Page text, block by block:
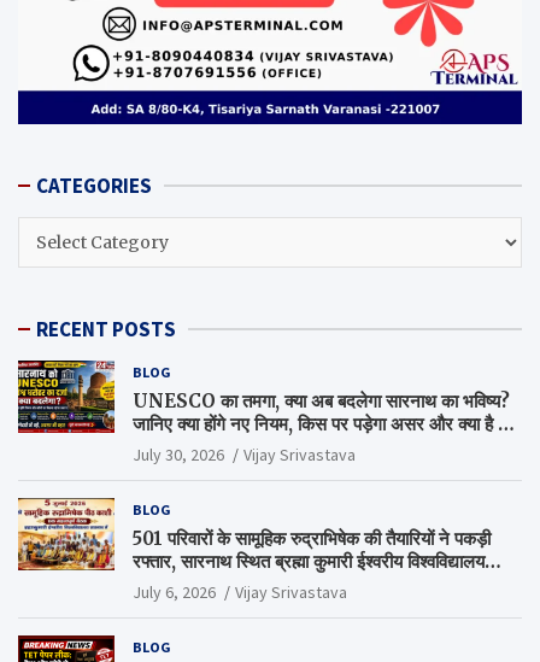
CATEGORIES
CATEGORIES
RECENT POSTS
BLOG
UNESCO का तमगा, क्या अब बदलेगा सारनाथ का भविष्य?
जानिए क्या होंगे नए नियम, किस पर पड़ेगा असर और क्या है पूरा
सच
July 30, 2026 Vijay Srivastava
BLOG
501 परिवारों के सामूहिक रुद्राभिषेक की तैयारियों ने पकड़ी
रफ्तार, सारनाथ स्थित ब्रह्मा कुमारी ईश्वरीय विश्वविद्यालय
परिसर में हुई अहम बैठक
July 6, 2026 Vijay Srivastava
BLOG